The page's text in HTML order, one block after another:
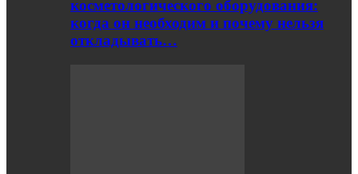
косметологического оборудования:
когда он необходим и почему нельзя
откладывать…